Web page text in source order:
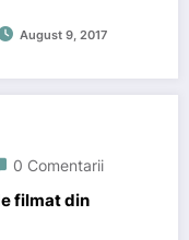
August 9, 2017
0 Comentarii
filmat din